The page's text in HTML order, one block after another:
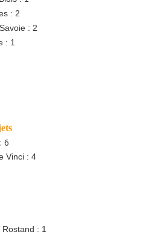
: 2
: 2
: 1
6
Vinci : 4
: 1